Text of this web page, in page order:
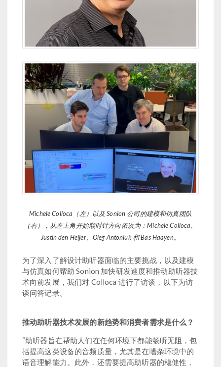
Michele Colloca（左）以及 Sonion 公司的建模和仿真团队
（右），从左上角开始顺时针方向依次为：Michele Colloca、
Justin den Heijer、Oleg Antoniuk 和 Bas Haayen。
为了深入了解设计助听器面临的主要挑战，以及建模
与仿真如何帮助 Sonion 加快研发速度和推动助听器技
术向前发展，我们对 Colloca 进行了访谈，以下为访
谈问答记录。
推动助听器技术发展的新趋势和消费者需求是什么？
“助听器旨在帮助人们在任何环境下都能畅听无阻，包
括提高这类设备的音频质量，尤其是在嘈杂环境中的
语音理解能力。此外，还需要提高助听器的稳健性，